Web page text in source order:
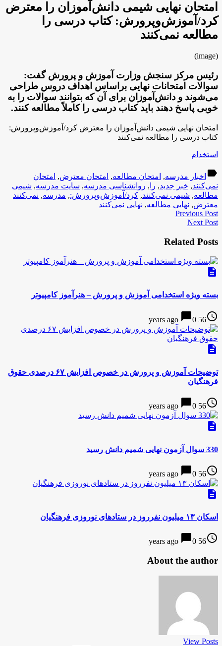
امتحان نهایی شیمی دانش‌آموزان را معترض
کرد/آموزش‌وپرورش: کتاب درسی را
مطالعه نمی‌کنند
(image)
رئیس مرکز سنجش وزارت آموزش و پرورش گفت:
سوالات امتحانات نهایی براساس اهداف دروس طراحی
می‌شوند و دانش‌آموزان برای آن که بتوانند سوالات را به
خوبی پاسخ دهند باید کتاب درسی را کاملاً مطالعه کنند.
امتحان نهایی شیمی دانش‌آموزان را معترض کرد/آموزش‌وپرورش:
کتاب درسی را مطالعه نمی‌کنند
استخدام
label اخبار مدرسه, امتحان مطالعه, امتحان معترض, امتحان
نمی‌کنند, خبر جدید, را , روانشناسی مدرسه, سایت مدرسه, شیمی
مطالعه, شیمی نمی‌کنند, کرد/آموزش‌وپرورش:, مدرسه, نمی‌کنند
معترض, نهایی مطالعه, نهایی نمی‌کنند
Previous Post
Next Post
Related Posts
description
بسته ویژه استخدامی آموزش و پرورش – هنرآموز کامپیوتر
access_time
56 years ago
chat_bubble0
description
توضیحات آموزش‌ و پرورش در خصوص افزایش ۶۷ درصدی حقوق
فرهنگیان
access_time
56 years ago
chat_bubble0
description
330 سوال آزمون نهایی شمیم دانش رسید
access_time
56 years ago
chat_bubble0
description
اسکان ۱۳ میلیون نفرروز در ستادهای نوروزی فرهنگیان
access_time
56 years ago
chat_bubble0
About the author
View Posts